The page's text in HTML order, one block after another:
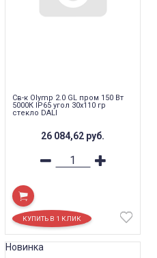
Св-к Olymp 2.0 GL пром 150 Вт
5000К IP65 угол 30x110 гр
стекло DALI
26 084,62 руб.
Новинка